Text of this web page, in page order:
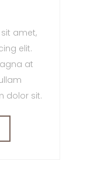
amet,
elit.
at
dolor sit.